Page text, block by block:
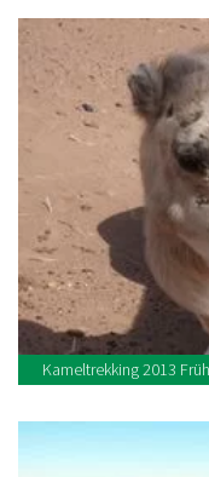
Kameltrekking 2013